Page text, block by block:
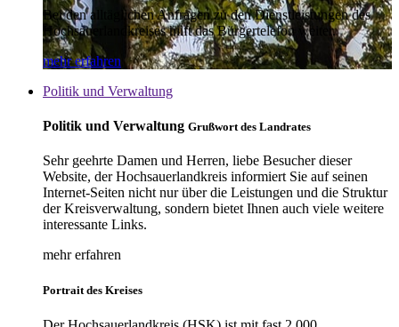
Bei den alltäglichen Anfragen zu den Dienstleistungen des
Hochsauerlandkreises hilft das Bürgertelefon weiter.
mehr erfahren
Politik und Verwaltung
Politik und Verwaltung Grußwort des Landrates
Sehr geehrte Damen und Herren, liebe Besucher dieser
Website, der Hochsauerlandkreis informiert Sie auf seinen
Internet-Seiten nicht nur über die Leistungen und die Struktur
der Kreisverwaltung, sondern bietet Ihnen auch viele weitere
interessante Links.
mehr erfahren
Portrait des Kreises